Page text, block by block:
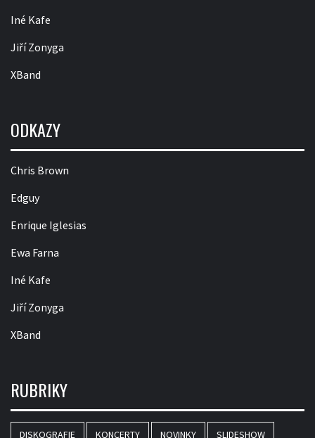
Iné Kafe
Jiří Zonyga
XBand
ODKAZY
Chris Brown
Edguy
Enrique Iglesias
Ewa Farna
Iné Kafe
Jiří Zonyga
XBand
RUBRIKY
DISKOGRAFIE KONCERTY NOVINKY SLIDESHOW